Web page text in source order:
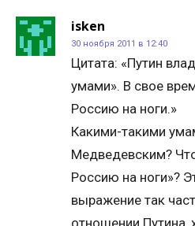
isken
30 ноября 2011 в 12:40
Цитата: «Путин
умами». В свое
Россию на ноги.»
Какими-такими
Медведевским?
Россию на ноги»?
выражение так
отношении Путина,